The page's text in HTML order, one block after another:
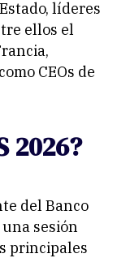
líderes
ellos el
CEOs de
2026?
del Banco
sesión
principales